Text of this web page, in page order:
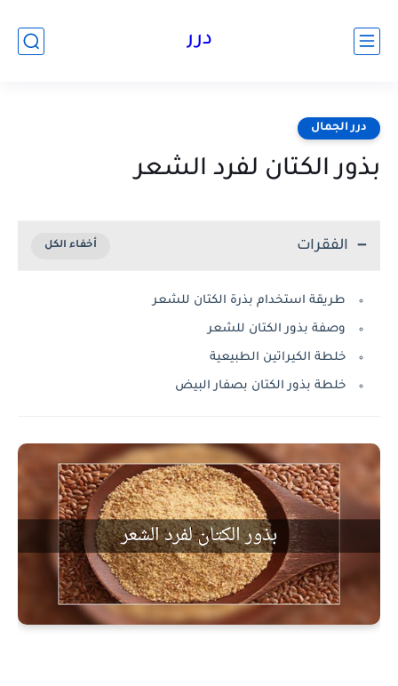
درر
درر الجمال
بذور الكتان لفرد الشعر
الفقرات
طريقة استخدام بذرة الكتان للشعر
وصفة بذور الكتان للشعر
خلطة الكيراتين الطبيعية
خلطة بذور الكتان بصفار البيض